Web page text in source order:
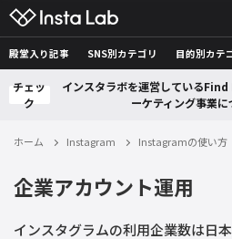
殿堂入り記事 SNS別カテゴリ 目的別カテ
チェッ
ク
インスタラボを運営している
ーケティング事業
ホーム Instagram Instagramの使い方
企業アカウント運用
インスタグラムの利用企業数は日